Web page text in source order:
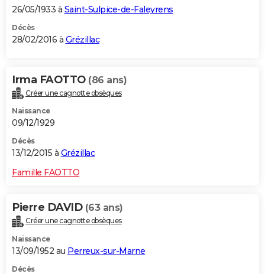
26/05/1933 à Saint-Sulpice-de-Faleyrens
Décès
28/02/2016 à Grézillac
Irma FAOTTO (86 ans)
Créer une cagnotte obsèques
Naissance
09/12/1929
Décès
13/12/2015 à Grézillac
Famille FAOTTO
Pierre DAVID (63 ans)
Créer une cagnotte obsèques
Naissance
13/09/1952 au Perreux-sur-Marne
Décès